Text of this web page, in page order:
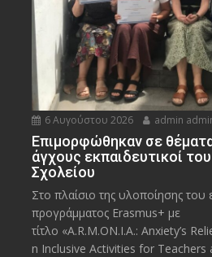
6 Αυγούστου 2026 admin
Eπιμορφώθηκαν σε
άγχους εκπαιδευτικοί
Σχολείου
Στο πλαίσιο της υλοποίησης του
προγράμματος Erasmus+ με
τίτλο «A.R.M.ON.I.A.: Anxiety’s
n Inclusive Activities for Teachers